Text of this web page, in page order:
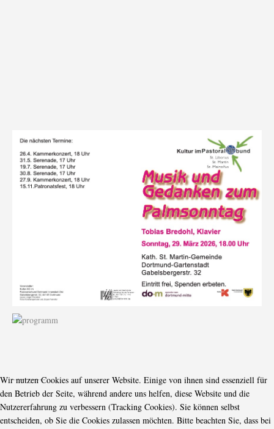
-----------
Wir nutzen Cookies auf unserer Website. Einige von ihnen sind essenziell für
den Betrieb der Seite, während andere uns helfen, diese Website und die
Nutzererfahrung zu verbessern (Tracking Cookies). Sie können selbst
entscheiden, ob Sie die Cookies zulassen möchten. Bitte beachten Sie, dass bei